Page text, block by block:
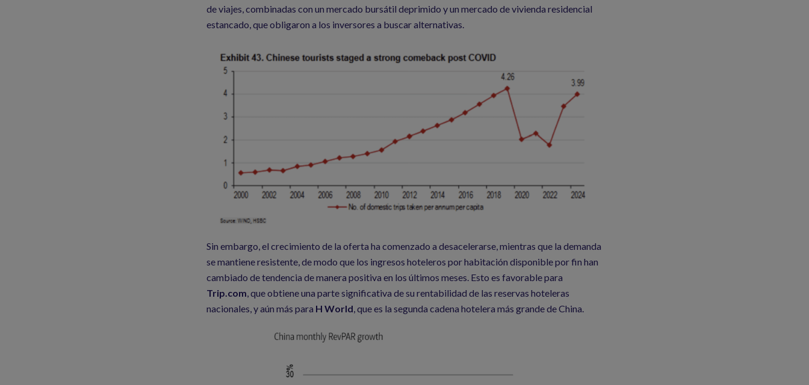
de viajes, combinadas con un mercado bursátil deprimido y un mercado de vivienda residencial
estancado, que obligaron a los inversores a buscar alternativas.
Sin embargo, el crecimiento de la oferta ha comenzado a desacelerarse, mientras que la demanda
se mantiene resistente, de modo que los ingresos hoteleros por habitación disponible por fin han
cambiado de tendencia de manera positiva en los últimos meses. Esto es favorable para
Trip.com , que obtiene una parte significativa de su rentabilidad de las reservas hoteleras
nacionales, y aún más para H World , que es la segunda cadena hotelera más grande de China.